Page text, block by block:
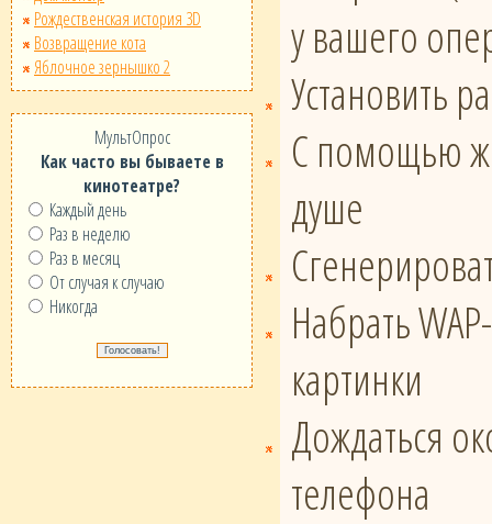
Рождественская история 3D
Возвращение кота
Яблочное зернышко 2
МультОпрос
Как часто вы бываете в
кинотеатре?
Каждый день
Раз в неделю
Раз в месяц
От случая к случаю
Никогда
у вашего
Установить
С помощью
душе
Набрать
картинки
Дождаться
телефона